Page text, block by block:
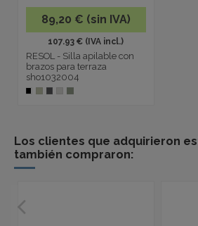
89,20 € (sin IVA)
107.93 € (IVA incl.)
RESOL - Silla apilable con
brazos para terraza
sho1032004
Los clientes que adquirieron
también compraron: